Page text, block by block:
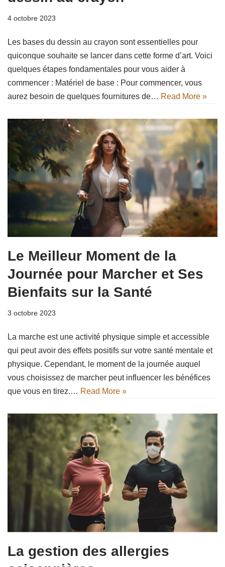
4 octobre 2023
Les bases du dessin au crayon sont essentielles pour
quiconque souhaite se lancer dans cette forme d’art. Voici
quelques étapes fondamentales pour vous aider à
commencer : Matériel de base : Pour commencer, vous
aurez besoin de quelques fournitures de… Read More »
Le Meilleur Moment de la
Journée pour Marcher et Ses
Bienfaits sur la Santé
3 octobre 2023
La marche est une activité physique simple et accessible
qui peut avoir des effets positifs sur votre santé mentale et
physique. Cependant, le moment de la journée auquel
vous choisissez de marcher peut influencer les bénéfices
que vous en tirez.… Read More »
La gestion des allergies